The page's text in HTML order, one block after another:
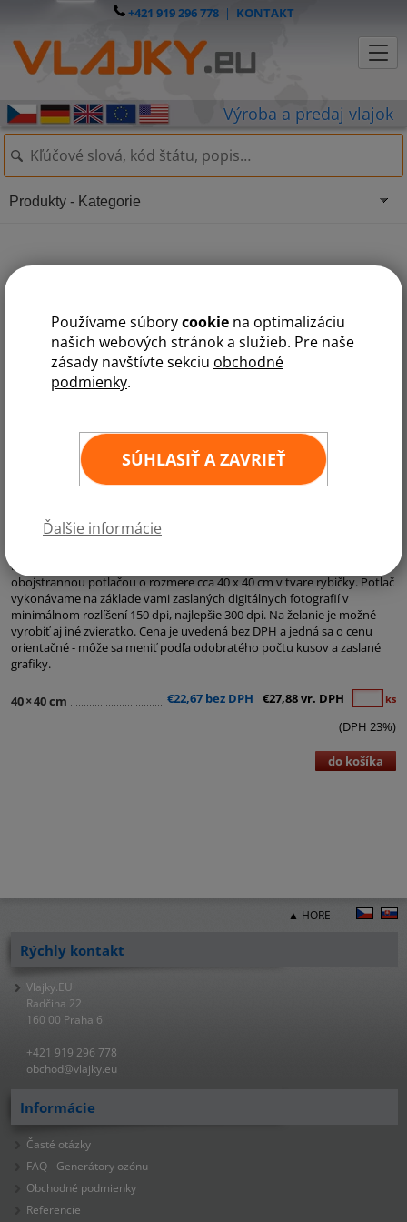
Používame súborycookie na optimalizáciu
našich webových stránok a služieb. Pre naše
zásady navštívte sekciu obchodné
podmienky.
SÚHLASIŤ A ZAVRIEŤ
Ďalšie informácie
+421 919 296 778| KONTAKT
tlač
Kategórie:nezaradené
Ponúkame Vám kvalitné mäkký vankúšik s vaším vlastným
obojstrannou potlačou o rozmere cca 40 x 40 cm v tvare rybičky. Potlač
vykonávame na základe vami zaslaných digitálnych fotografií v
minimálnom rozlíšení 150 dpi, najlepšie 300 dpi. Na želanie je možné
vyrobiť aj iné zvieratko. Cena je uvedená bez DPH a jedná sa o cenu
orientačné - môže sa meniť podľa odobratého počtu kusov a zaslané
grafiky.
40×40 cm €22,67 bez DPH €27,88 vr. DPH ks
(DPH 23%)
do košíka
Produkty - Kategorie
▲ HORE
Rýchly kontakt
Vlajky.EU
Radčina 22
160 00 Praha 6
+421 919 296 778
obchod@vlajky.eu
Informácie
Časté otázky
FAQ - Generátory ozónu
Obchodné podmienky
Referencie